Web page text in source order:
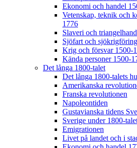
Ekonomi och handel
Vetenskap, teknik och
1776
Slaveri och
Sjöfart och
Krig och försvar 1500-
Kända personer 1500-
Det långa 1800-talet
Det långa 1800-talets
Amerikanska
Franska revolutionen
Napoleontiden
Gustavianska tidens
Sverige under 1800-
Emigrationen
Livet på landet och i